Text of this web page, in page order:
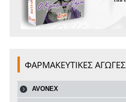
ΦΑΡΜΑΚΕΥΤΙΚΕΣ ΑΓΩΓΕΣ
AVONEX